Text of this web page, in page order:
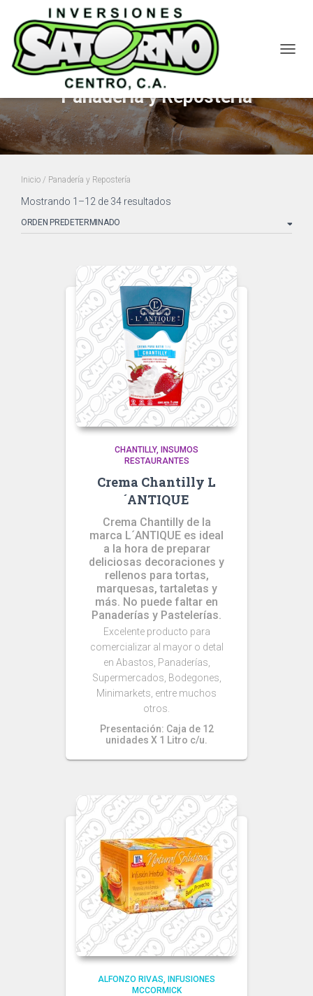
Panadería y Repostería
Inicio / Panadería y Repostería
Mostrando 1–12 de 34 resultados
CHANTILLY
INSUMOS
RESTAURANTES
Crema Chantilly L
´ANTIQUE
Crema Chantilly de la
marca L´ANTIQUE es ideal
a la hora de preparar
deliciosas decoraciones y
rellenos para tortas,
marquesas, tartaletas y
más. No puede faltar en
Panaderías y Pastelerías.
Excelente producto para
comercializar al mayor o detal
en Abastos, Panaderías,
Supermercados, Bodegones,
Minimarkets, entre muchos
otros.
Presentación: Caja de 12
unidades X 1 Litro c/u.
ALFONZO RIVAS
INFUSIONES
MCCORMICK